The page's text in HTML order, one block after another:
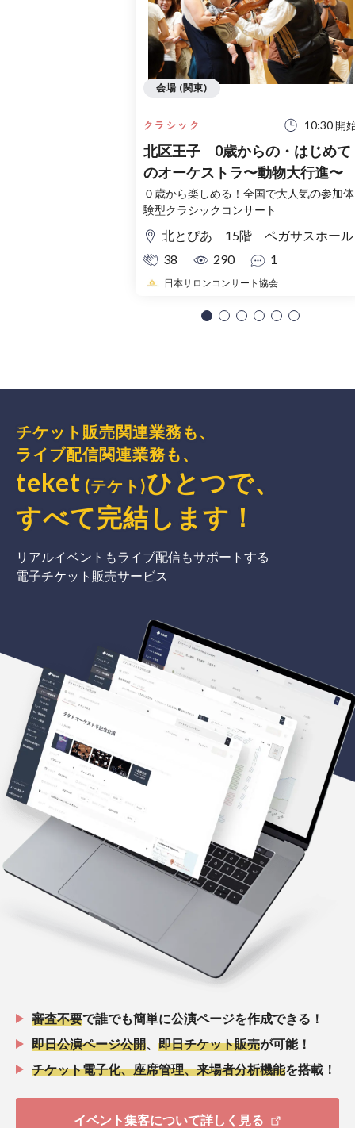
クラシック 10:30 開
北区王子 0歳からの・はじめて
のオーケストラ〜動物大行進〜
０歳から楽しめる！全国で大人気の参加体
験型クラシックコンサート
北とぴあ 15階 ペガサスホール
38
290 1
日本サロンコンサート協会
会場 (関東)
チケット販売関連業務も、
ライブ配信関連業務も、
teket (テケト)ひとつで、
すべて完結 します ！
リアルイベントもライブ配信もサポートする
電子チケット販売サービス
審査不要で誰でも簡単に公演ページを作成できる！
即日公演ページ公開
即日チケット販売が可能！
チケット電子化、座席管理、来場者分析機能を搭載！
イベント集客について詳しく見る